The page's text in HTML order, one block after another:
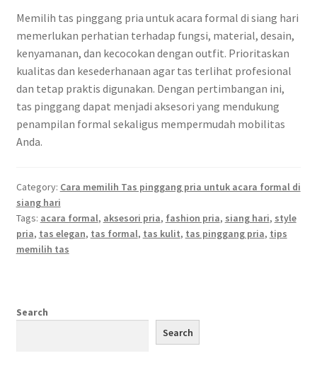
Memilih tas pinggang pria untuk acara formal di siang hari
memerlukan perhatian terhadap fungsi, material, desain,
kenyamanan, dan kecocokan dengan outfit. Prioritaskan
kualitas dan kesederhanaan agar tas terlihat profesional
dan tetap praktis digunakan. Dengan pertimbangan ini,
tas pinggang dapat menjadi aksesori yang mendukung
penampilan formal sekaligus mempermudah mobilitas
Anda.
Category: Cara memilih Tas pinggang pria untuk acara formal di
siang hari
Tags: acara formal, aksesori pria, fashion pria, siang hari, style
pria, tas elegan, tas formal, tas kulit, tas pinggang pria, tips
memilih tas
Search
Search